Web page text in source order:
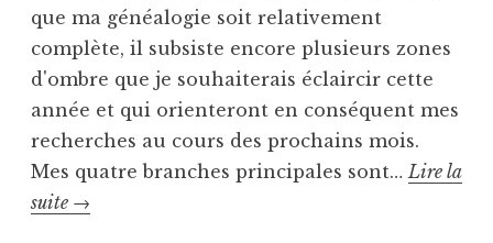
t
e
g
r
i
z
e
que ma généalogie soit relativement
complète, il subsiste encore plusieurs zones
d'ombre que je souhaiterais éclaircir cette
année et qui orienteront en conséquent mes
recherches au cours des prochains mois.
Mes quatre branches principales sont…Lire la
suite Orientations
→